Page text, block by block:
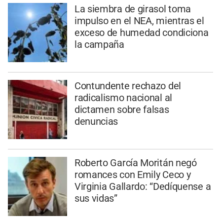
La siembra de girasol toma
impulso en el NEA, mientras el
exceso de humedad condiciona
la campaña
Contundente rechazo del
radicalismo nacional al
dictamen sobre falsas
denuncias
Roberto García Moritán negó
romances con Emily Ceco y
Virginia Gallardo: “Dedíquense a
sus vidas”